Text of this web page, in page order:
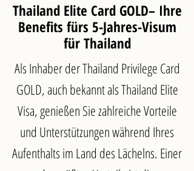
Thailand Elite Card GOLD–Ihre
Benefits fürs 5-Jahres-Visum
für Thailand
Als Inhaber der Thailand Privilege Card
GOLD, auch bekannt als Thailand Elite
Visa, genießen Sie zahlreiche Vorteile
und Unterstützungen während Ihres
Aufenthalts im Land des Lächelns. Einer